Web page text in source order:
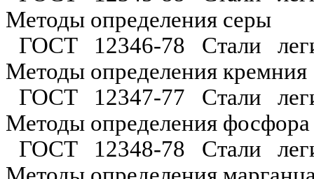
Методы определения серы
ГОСТ 12346-78 Стали
Методы определения кремния
ГОСТ 12347-77 Стали
Методы определения фосфора
ГОСТ 12348-78 Стали